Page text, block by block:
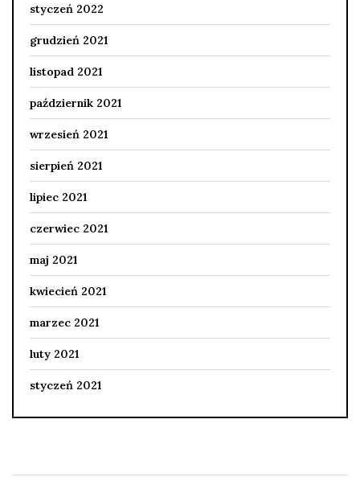
styczeń 2022
grudzień 2021
listopad 2021
październik 2021
wrzesień 2021
sierpień 2021
lipiec 2021
czerwiec 2021
maj 2021
kwiecień 2021
marzec 2021
luty 2021
styczeń 2021